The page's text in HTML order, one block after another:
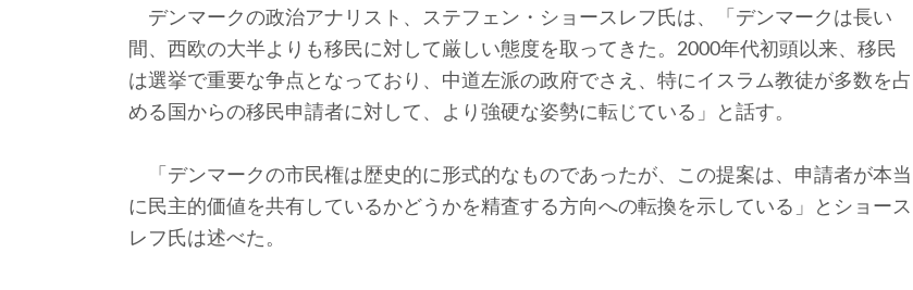
デンマークの政治アナリスト、ステフェン・ショースレフ氏は、「デンマークは長い
間、西欧の大半よりも移民に対して厳しい態度を取ってきた。2000年代初頭以来、移民
は選挙で重要な争点となっており、中道左派の政府でさえ、特にイスラム教徒が多数を占
める国からの移民申請者に対して、より強硬な姿勢に転じている」と話す。
「デンマークの市民権は歴史的に形式的なものであったが、この提案は、申請者が本当
に民主的価値を共有しているかどうかを精査する方向への転換を示している」とショース
レフ氏は述べた。